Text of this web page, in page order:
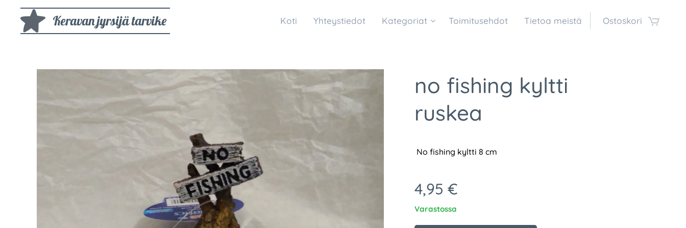
Keravan jyrsijä tarvike Koti Yhteystiedot Kategoriat Toimitusehdot Tietoa meistä Ostoskori
no fishing kyltti
ruskea
No fishing kyltti 8 cm
4,95 €
Varastossa